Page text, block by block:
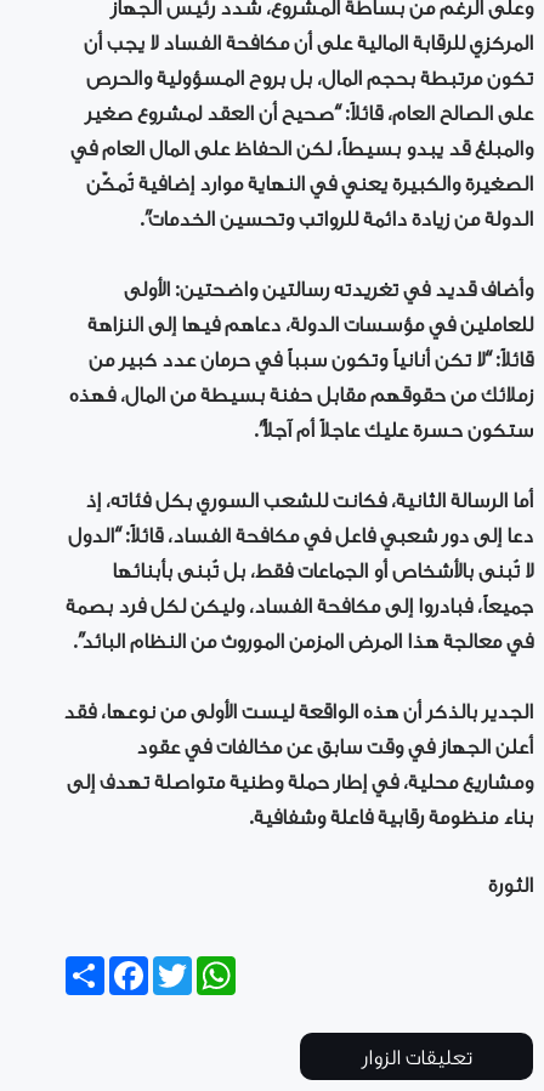
وعلى الرغم من بساطة المشروع، شدد رئيس الجهاز
المركزي للرقابة المالية على أن مكافحة الفساد لا يجب أن
تكون مرتبطة بحجم المال، بل بروح المسؤولية والحرص
على الصالح العام، قائلاً: “صحيح أن العقد لمشروع صغير
والمبلغ قد يبدو بسيطاً، لكن الحفاظ على المال العام في
الصغيرة والكبيرة يعني في النهاية موارد إضافية تُمكّن
الدولة من زيادة دائمة للرواتب وتحسين الخدمات”.
وأضاف قديد في تغريدته رسالتين واضحتين: الأولى
للعاملين في مؤسسات الدولة، دعاهم فيها إلى النزاهة
قائلاً: “لا تكن أنانياً وتكون سبباً في حرمان عدد كبير من
زملائك من حقوقهم مقابل حفنة بسيطة من المال، فهذه
ستكون حسرة عليك عاجلاً أم آجلاً”.
أما الرسالة الثانية، فكانت للشعب السوري بكل فئاته، إذ
دعا إلى دور شعبي فاعل في مكافحة الفساد، قائلاً: “الدول
لا تُبنى بالأشخاص أو الجماعات فقط، بل تُبنى بأبنائها
جميعاً، فبادروا إلى مكافحة الفساد، وليكن لكل فرد بصمة
في معالجة هذا المرض المزمن الموروث من النظام البائد”.
الجدير بالذكر أن هذه الواقعة ليست الأولى من نوعها، فقد
أعلن الجهاز في وقت سابق عن مخالفات في عقود
ومشاريع محلية، في إطار حملة وطنية متواصلة تهدف إلى
بناء منظومة رقابية فاعلة وشفافية.
الثورة
Share
FacebookTwitter
WhatsApp
تعليقات الزوار